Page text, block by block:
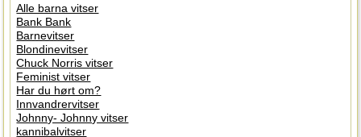
Alle barna vitser
Bank Bank
Barnevitser
Blondinevitser
Chuck Norris vitser
Feminist vitser
Har du hørt om?
Innvandrervitser
Johnny- Johnny vitser
kannibalvitser